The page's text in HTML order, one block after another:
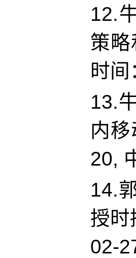
12.
策
时
13.
内
20,
14.
授时
02-